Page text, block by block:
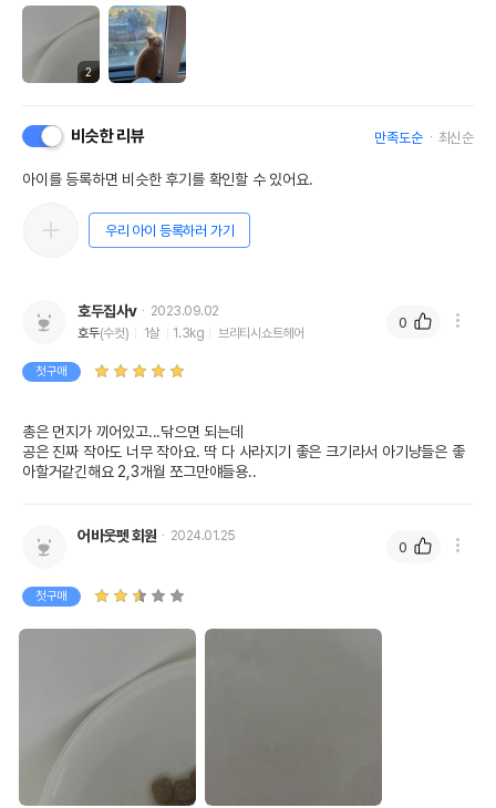
2
비슷한 리뷰 만족도순 최신순
아이를 등록하면 비슷한 후기를 확인할 수 있어요.
우리 아이 등록하러 가기
호두집사v
2023.09.02
호두(수컷) 1살 1.3kg 브리티시쇼트헤어
첫구매
총은 먼지가 끼어있고...닦으면 되는데
공은 진짜 작아도 너무 작아요. 딱 다 사라지기 좋은 크기라서 아기냥들은 좋
아할거같긴해요 2,3개월 쪼그만얘들용..
0
어바웃펫 회원 2024.01.25
첫구매
0